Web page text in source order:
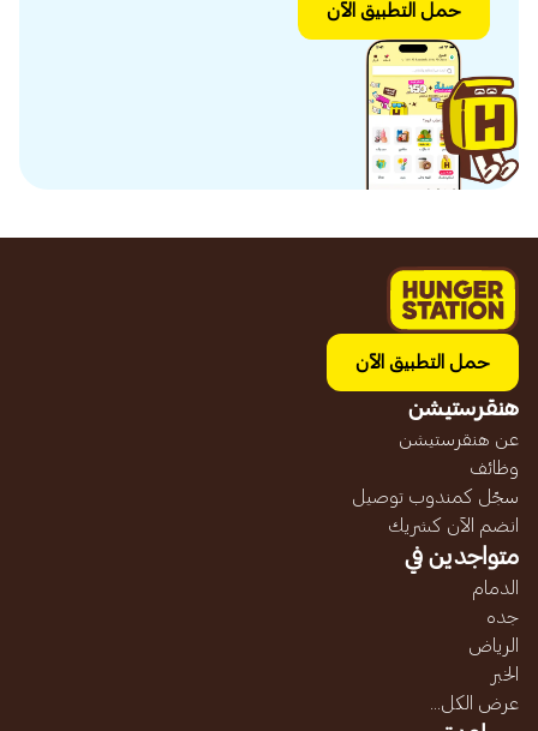
حمل التطبيق الآن
حمل التطبيق الآن
هنقرستيشن
عن هنقرستيشن
وظائف
سجّل كمندوب توصيل
انضم الآن كشريك
متواجدين في
الدمام
جده
الرياض
الخبر
عرض الكل...